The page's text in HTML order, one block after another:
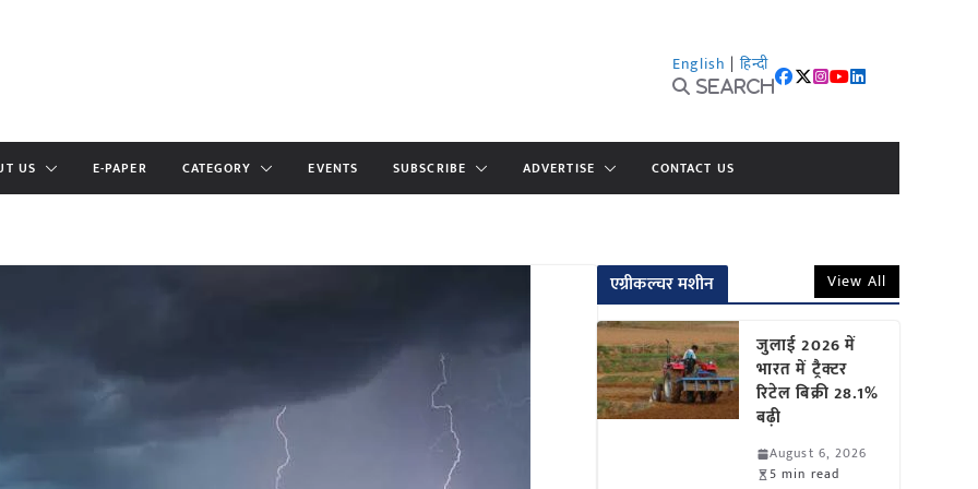
English | हिन्दी
Search
US E-PAPER CATEGORY EVENTS SUBSCRIBE ADVERTISE CONTACT US
एग्रीकल्चर मशीन View All
जुलाई 2026 में
भारत में ट्रैक्टर
रिटेल बिक्री 28.1%
बढ़ी
August 6, 2026
5 min read